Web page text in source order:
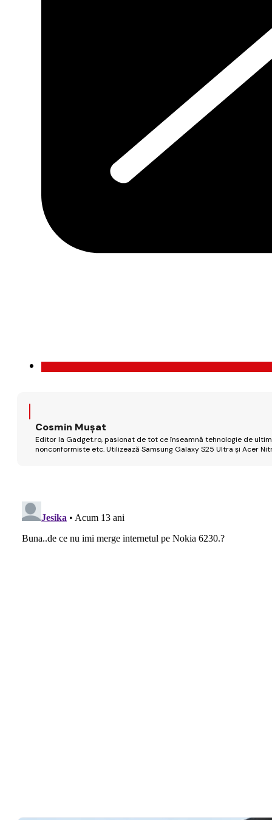
Cosmin Mușat
Editor la Gadget.ro, pasionat de tot ce înseamnă tehnologie de
nonconformiste etc. Utilizează Samsung Galaxy S25 Ultra și Acer